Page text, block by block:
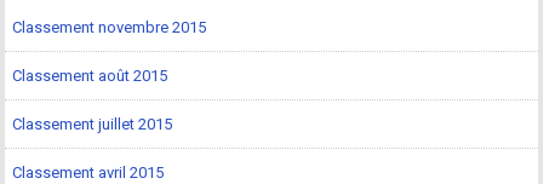
Classement novembre 2015
Classement août 2015
Classement juillet 2015
Classement avril 2015